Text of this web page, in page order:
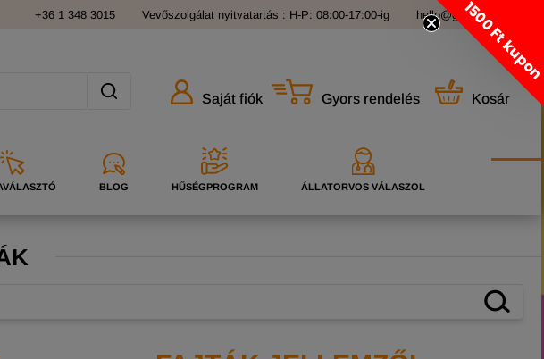
+36 1 348 3015 Vevőszolgálat nyitvatartás : H-P: 08:00-17:00-ig hello@grandopet.hu
Saját fiók Gyors rendelés Kosár
BLOG HŰSÉGPROGRAM ÁLLATORVOS VÁLASZOL
1500 Ft